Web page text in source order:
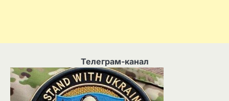
Телеграм-канал